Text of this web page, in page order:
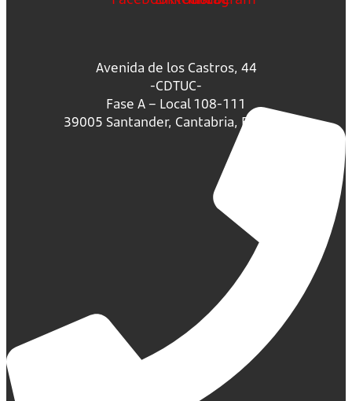
Avenida de los Castros, 44
-CDTUC-
Fase A – Local 108-111
39005 Santander, Cantabria, España.